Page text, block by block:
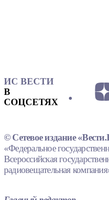
ИС ВЕСТИ
В
СОЦСЕТЯХ
© Сетевое издание
«Федеральное
Всероссийская
радиовещательная